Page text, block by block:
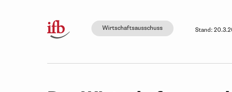
Wirtschaftsausschuss Stand: